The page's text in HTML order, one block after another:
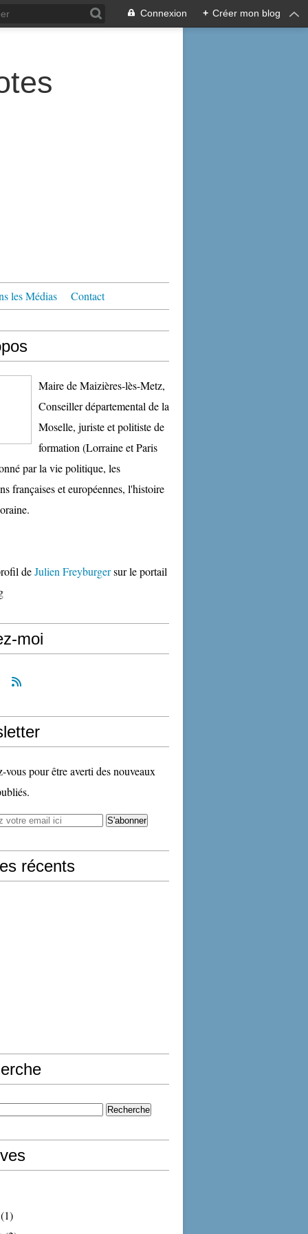
Connexion + Créer mon blog
les Médias Contact
Maire de Maizières-lès-Metz,
Conseiller départemental de la
Moselle, juriste et politiste de
formation (Lorraine et Paris
par la vie politique, les
françaises et européennes, l'histoire
deJulien Freyburgersur le portail
moi
vous pour être averti des nouveaux
récents